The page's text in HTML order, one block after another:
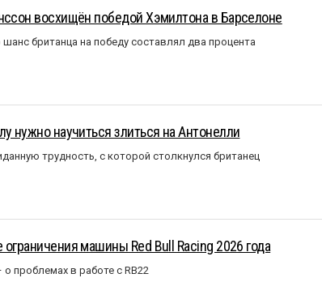
восхищён победой Хэмилтона в Барселоне
британца на победу составлял два процента
нужно научиться злиться на Антонелли
трудность, с которой столкнулся британец
машины Red Bull Racing 2026 года
о проблемах в работе с RB22